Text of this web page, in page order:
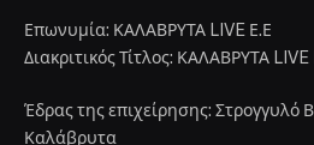
Επωνυμία: ΚΑΛΑΒΡΥΤΑ LIVE Ε.Ε
Διακριτικός Τίτλος: ΚΑΛΑΒΡΥΤΑ LIVE
Έδρας της επιχείρησης: Στρογγυλό
Καλάβρυτα